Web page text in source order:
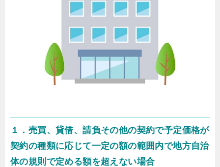
１．売買、貸借、請負その他の契約で予定価格が
契約の種類に応じて一定の額の範囲内で地方自治
体の規則で定める額を超えない場合